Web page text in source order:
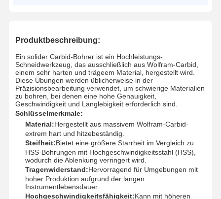
Produktbeschreibung:
Ein solider Carbid-Bohrer ist ein Hochleistungs-
Schneidwerkzeug, das ausschließlich aus Wolfram-Carbid,
einem sehr harten und trägeem Material, hergestellt wird.
Diese Übungen werden üblicherweise in der
Präzisionsbearbeitung verwendet, um schwierige Materialien
zu bohren, bei denen eine hohe Genauigkeit,
Geschwindigkeit und Langlebigkeit erforderlich sind.
Schlüsselmerkmale:
Material:Hergestellt aus massivem Wolfram-Carbid-
extrem hart und hitzebeständig.
Steifheit:Bietet eine größere Starrheit im Vergleich zu
HSS-Bohrungen mit Hochgeschwindigkeitsstahl (HSS),
wodurch die Ablenkung verringert wird.
Tragenwiderstand:Hervorragend für Umgebungen mit
hoher Produktion aufgrund der langen
Instrumentlebensdauer.
Hochgeschwindigkeitsfähigkeit:Kann mit höheren